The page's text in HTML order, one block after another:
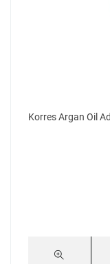
Korres Argan Oil